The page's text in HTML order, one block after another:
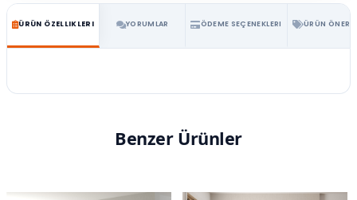
ÜRÜN ÖZELLIKLERI YORUMLAR ÖDEME SEÇENEKLERI ÜRÜN
Benzer Ürünler